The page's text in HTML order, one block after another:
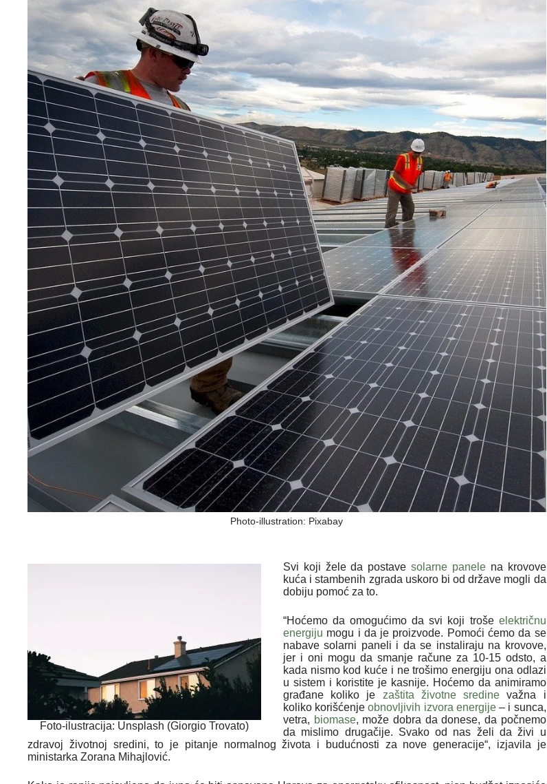
Photo-illustration: Pixabay
Foto-ilustracija: Unsplash (Giorgio Trovato)
Svi koji žele da postavesolarne panele na krovove
kuća i stambenih zgrada uskoro bi od države mogli da
dobiju pomoć za to.
“Hoćemo da omogućimo da svi koji troše električnu
energiju mogu i da je proizvode. Pomoći ćemo da se
nabave solarni paneli i da se instaliraju na krovove,
jer i oni mogu da smanje račune za 10-15 odsto, a
kada nismo kod kuće i ne trošimo energiju ona odlazi
u sistem i koristite je kasnije. Hoćemo da animiramo
građane koliko je zaštita životne sredine važna i
koliko korišćenjeobnovljivih izvora energije– i sunca,
vetra, biomase, može dobra da donese, da počnemo
da mislimo drugačije. Svako od nas želi da živi u
zdravoj životnoj sredini, to je pitanje normalnog života i budućnosti za nove generacije“, izjavila je
ministarka Zorana Mihajlović.